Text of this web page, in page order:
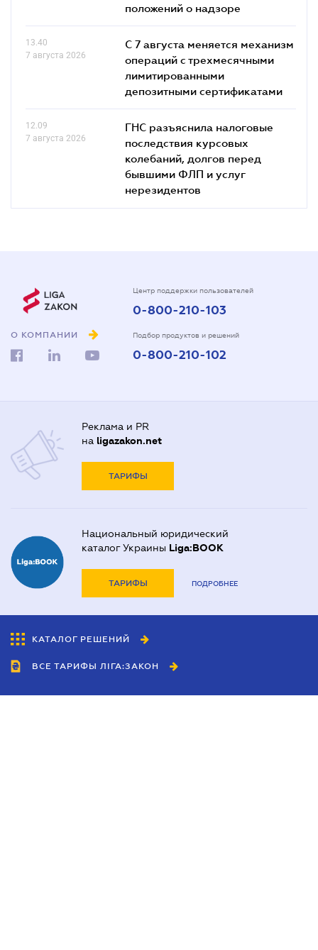
положений о надзоре
13.40
7 августа 2026
С 7 августа меняется механизм
операций с трехмесячными
лимитированными
депозитными сертификатами
12.09
7 августа 2026
ГНС разъяснила налоговые
последствия курсовых
колебаний, долгов перед
бывшими ФЛП и услуг
нерезидентов
О КОМПАНИИ
Центр поддержки пользователей
0-800-210-103
Подбор продуктов и решений
0-800-210-102
Реклама и PR
на ligazakon.net
ТАРИФЫ
Национальный юридический
каталог Украины Liga:BOOK
ТАРИФЫ ПОДРОБНЕЕ
КАТАЛОГ РЕШЕНИЙ
ВСЕ ТАРИФЫ ЛІГА:ЗАКОН